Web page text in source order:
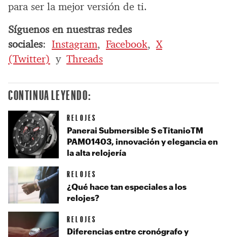
para ser la mejor versión de ti.
Síguenos en nuestras redes
sociales: Instagram, Facebook,X
(Twitter) y Threads
CONTINUA LEYENDO:
RELOJES
Panerai Submersible S eTitanioTM
PAM01403, innovación y elegancia en
la alta relojería
RELOJES
¿Qué hace tan especiales a los
relojes?
RELOJES
Diferencias entre cronógrafo y